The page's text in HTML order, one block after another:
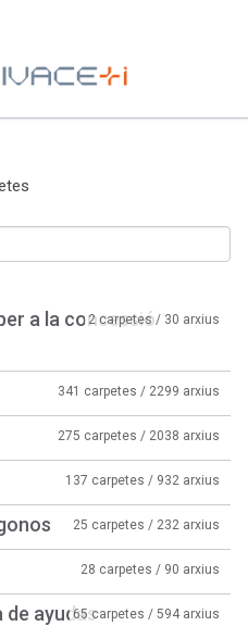
a la concessió
2 carpetes / 30 arxius
341 carpetes / 2299 arxius
275 carpetes / 2038 arxius
137 carpetes / 932 arxius
25 carpetes / 232 arxius
28 carpetes / 90 arxius
ayudas65 carpetes / 594 arxius